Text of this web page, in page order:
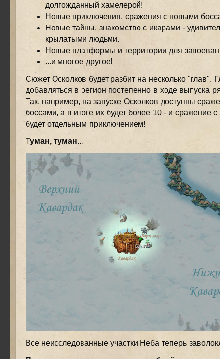
долгожданный хамелерой!
Новые приключения, сражения с новыми
Новые тайны, знакомство с икарами -
крылатыми людьми.
Новые платформы и территории для
...и многое другое!
Сюжет Осколков будет разбит на несколько "глав".
добавляться в регион постепенно в ходе выпуска
Так, например, на запуске Осколков доступны
боссами, а в итоге их будет более 10 - и сражение
будет отдельным приключением!
Туман, туман...
Все неисследованные участки Неба теперь